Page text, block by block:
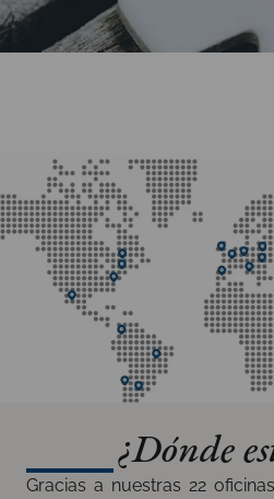
¿Dónde
Gracias a nuestras 22